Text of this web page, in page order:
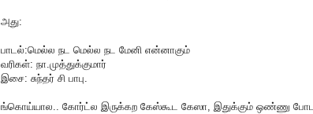
அது:
பாடல்:மெல்ல நட மெல்ல நட மேனி என்னாகும்
வரிகள்: நா.முத்துக்குமார்
இசை: சுந்தர் சி பாபு.
ங்கொய்யால.. கோர்ட்ல இருக்கற கேஸ்கூட கேஸா, இதுக்கும் ஒண்ணு